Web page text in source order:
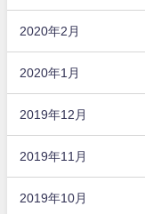
2020年2月
2020年1月
2019年12月
2019年11月
2019年10月